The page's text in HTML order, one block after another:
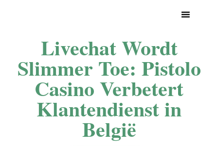
Livechat Wordt
Slimmer Toe: Pistolo
Casino Verbetert
Klantendienst in
België